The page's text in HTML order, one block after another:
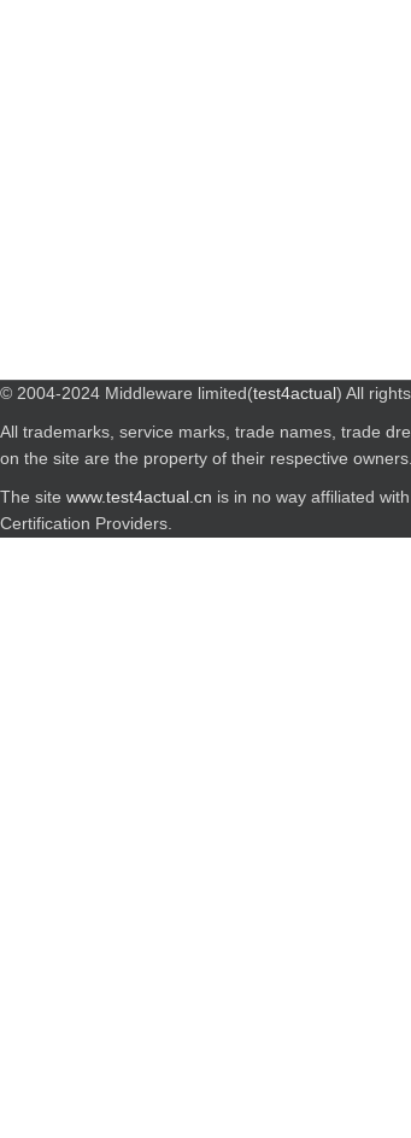
© 2004-2024 Middleware limited(test4actual) All
All trademarks, service marks, trade names, trade
on the site are the property of their respective owners.
The site www.test4actual.cn is in no way affiliated
Certification Providers.